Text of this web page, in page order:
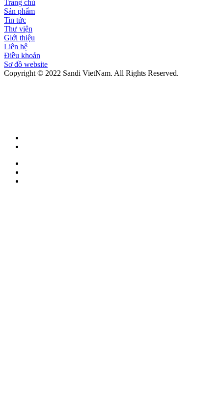
Trang chủ
Sản phẩm
Tin tức
Thư viện
Giới thiệu
Liên hệ
Điều khoản
Sơ đồ website
Copyright © 2022 Sandi VietNam. All Rights Reserved.